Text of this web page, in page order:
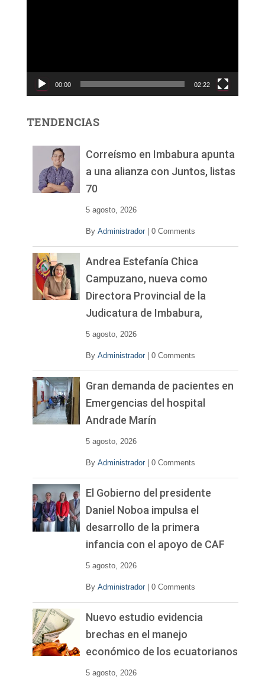
c
d
00:00 02:22
TENDENCIAS
Correísmo en Imbabura apunta
a una alianza con Juntos, listas
70
5 agosto, 2026
By Administrador 0 Comments
Andrea Estefanía Chica
Campuzano, nueva como
Directora Provincial de la
Judicatura de Imbabura,
5 agosto, 2026
By Administrador 0 Comments
Gran demanda de pacientes en
Emergencias del hospital
Andrade Marín
5 agosto, 2026
By Administrador 0 Comments
El Gobierno del presidente
Daniel Noboa impulsa el
desarrollo de la primera
infancia con el apoyo de CAF
5 agosto, 2026
By Administrador 0 Comments
Nuevo estudio evidencia
brechas en el manejo
económico de los ecuatorianos
5 agosto, 2026